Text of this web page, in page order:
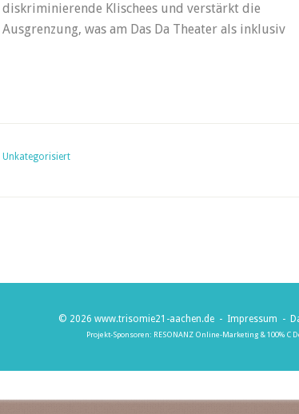
diskriminierende Klischees und verstärkt die
Ausgrenzung, was am Das Da Theater als inklusiv
Unkategorisiert
© 2026 www.trisomie21-aachen.de - Impressum -
Projekt-Sponsoren: RESONANZ Online-Marketing&100% C